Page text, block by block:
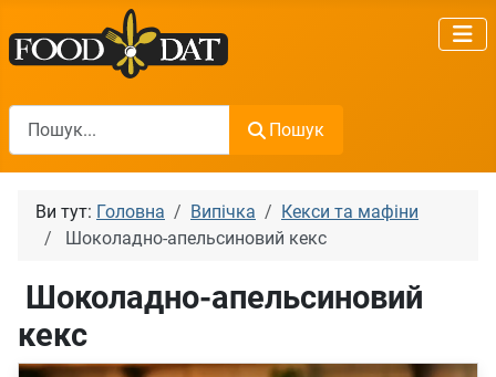
Пошук
Пошук
Ви тут: Головна Випічка
Кекси та мафіни
Шоколадно-апельсиновий кекс
Шоколадно-апельсиновий
кекс